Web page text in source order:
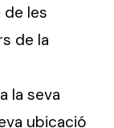
les
de la
la seva
ubicació